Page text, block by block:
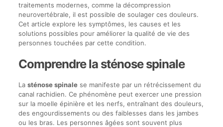
traitements modernes, comme la décompression
neurovertébrale, il est possible de soulager ces douleurs.
Cet article explore les symptômes, les causes et les
solutions possibles pour améliorer la qualité de vie des
personnes touchées par cette condition.
Comprendre la sténose spinale
La sténose spinalese manifeste par un rétrécissement du
canal rachidien. Ce phénomène peut exercer une pression
sur la moelle épinière et les nerfs, entraînant des douleurs,
des engourdissements ou des faiblesses dans les jambes
ou les bras. Les personnes âgées sont souvent plus